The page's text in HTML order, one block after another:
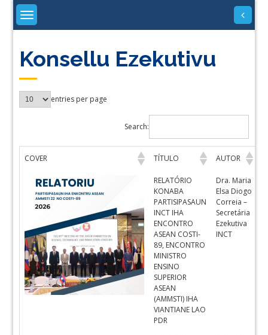
Skip
content
Konsellu Ezekutivu
entries per page
Search:
COVER TÍTULO AUTOR
RELATÓRIO
KONABA
PARTISIPASAUN
INCT IHA
ENCONTRO
ASEAN COSTI-
89, ENCONTRO
MINISTRO
ENSINO
SUPERIOR
ASEAN
(AMMSTI) IHA
VIANTIANE LAO
PDR
Dra. Maria
Elsa Diogo
Correia –
Secretária
Ezekutiva
INCT